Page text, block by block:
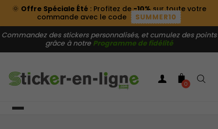
🌞 Offre Spéciale Été: Profitez de-10%sur toute votre
commande avec le code
SUMMER10
Commandez des stickers personnalisés, et cumulez des points
grâce à notre Programme de fidélité
0